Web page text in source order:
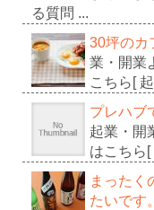
る質問 ...
30坪のカ
業・開業
こちら[
プレハブ
起業・開
はこちら
まったく
たいです